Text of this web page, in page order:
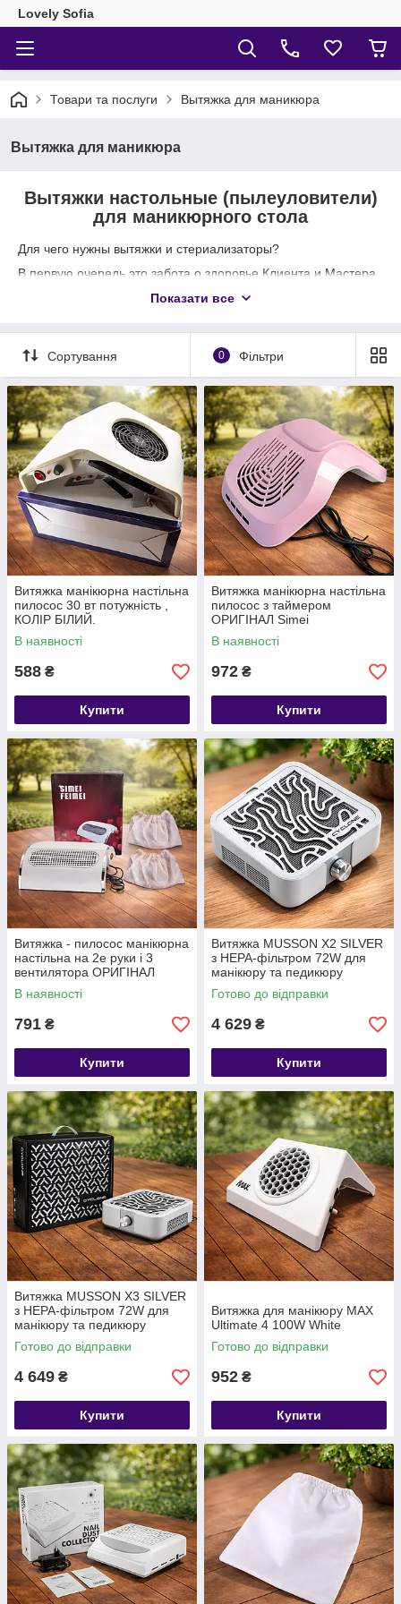
Lovely Sofia
Товари та послуги Вытяжка для маникюра
Вытяжка для маникюра
Вытяжки настольные (пылеуловители)
для маникюрного стола
Для чего нужны вытяжки и стериализаторы?
В первую очередь это забота о здоровье Клиента и Мастера.
После процедуры наращивания ногтей или маникюра в
пыль. Все это находится в воздухе. Этим вынуждены дышать
и сам мастер в течение всего дня, и его клиенты.
проблем (ведь в жизни их и так хватает)?
Все просто: надо использовать настольный
пылесос или, по-другому, настольную вытяжку.
Этот прибор специально предназначен для маникюрных
кабинетов.
Показати все
Сортування 0 Фільтри
Витяжка манікюрна настільна
пилосос 30 вт потужність ,
КОЛІР БІЛИЙ.
В наявності
588 ₴
Купити
Витяжка манікюрна настільна
пилосос з таймером
ОРИГІНАЛ Simei
В наявності
972 ₴
Купити
Витяжка - пилосос манікюрна
настільна на 2е руки і 3
вентилятора ОРИГІНАЛ
SIMEI
В наявності
791 ₴
Купити
Витяжка MUSSON X2 SILVER
з НЕРА-фільтром 72W для
манікюру та педикюру
Готово до відправки
4 629 ₴
Купити
Витяжка MUSSON X3 SILVER
з НЕРА-фільтром 72W для
манікюру та педикюру
Готово до відправки
4 649 ₴
Купити
Витяжка для манікюру MAX
Ultimate 4 100W White
Готово до відправки
952 ₴
Купити